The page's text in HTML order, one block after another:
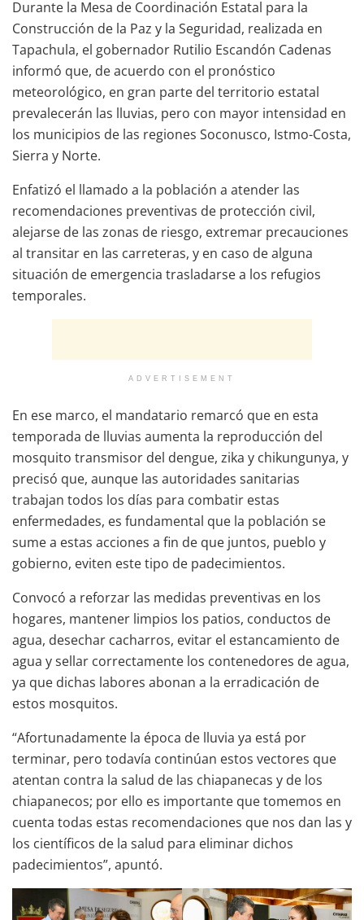
Durante la Mesa de Coordinación Estatal para la
Construcción de la Paz y la Seguridad, realizada en
Tapachula, el gobernador Rutilio Escandón Cadenas
informó que, de acuerdo con el pronóstico
meteorológico, en gran parte del territorio estatal
prevalecerán las lluvias, pero con mayor intensidad en
los municipios de las regiones Soconusco, Istmo-Costa,
Sierra y Norte.
Enfatizó el llamado a la población a atender las
recomendaciones preventivas de protección civil,
alejarse de las zonas de riesgo, extremar precauciones
al transitar en las carreteras, y en caso de alguna
situación de emergencia trasladarse a los refugios
temporales.
ADVERTISEMENT
En ese marco, el mandatario remarcó que en esta
temporada de lluvias aumenta la reproducción del
mosquito transmisor del dengue, zika y chikungunya, y
precisó que, aunque las autoridades sanitarias
trabajan todos los días para combatir estas
enfermedades, es fundamental que la población se
sume a estas acciones a fin de que juntos, pueblo y
gobierno, eviten este tipo de padecimientos.
Convocó a reforzar las medidas preventivas en los
hogares, mantener limpios los patios, conductos de
agua, desechar cacharros, evitar el estancamiento de
agua y sellar correctamente los contenedores de agua,
ya que dichas labores abonan a la erradicación de
estos mosquitos.
“Afortunadamente la época de lluvia ya está por
terminar, pero todavía continúan estos vectores que
atentan contra la salud de las chiapanecas y de los
chiapanecos; por ello es importante que tomemos en
cuenta todas estas recomendaciones que nos dan las y
los científicos de la salud para eliminar dichos
padecimientos”, apuntó.